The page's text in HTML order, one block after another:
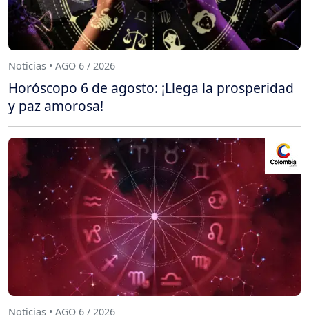
Noticias • AGO 6 / 2026
Horóscopo 6 de agosto: ¡Llega la prosperidad
y paz amorosa!
Noticias • AGO 6 / 2026